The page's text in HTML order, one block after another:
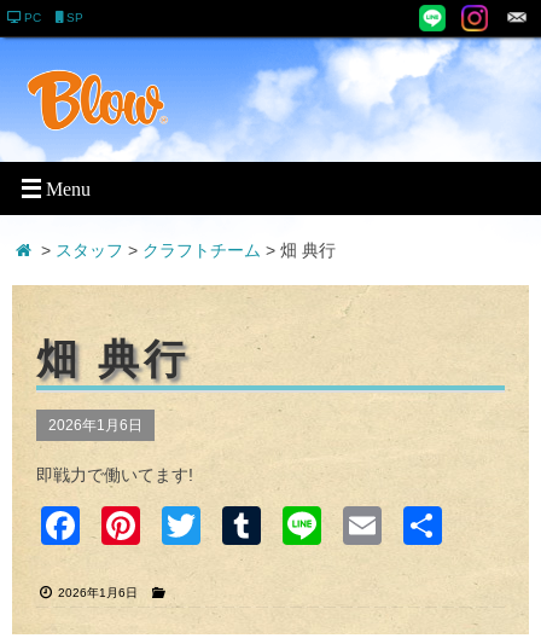
PC SP
> スタッフ > クラフトチーム > 畑 典行
畑 典行
2026年1月6日
即戦力で働いてます!
Faceb Pinter Twitter Tumblr Line Email
2026年1月6日